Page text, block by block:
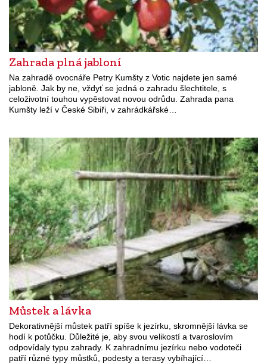
Zahrada plná jabloní
Na zahradě ovocnáře Petry Kumšty z Votic najdete jen samé
jabloně. Jak by ne, vždyť se jedná o zahradu šlechtitele, s
celoživotní touhou vypěstovat novou odrůdu. Zahrada pana
Kumšty leží v České Sibiři, v zahrádkářské…
Můstek a lávka
Dekorativnější můstek patří spíše k jezírku, skromnější lávka se
hodí k potůčku. Důležité je, aby svou velikostí a tvaroslovím
odpovídaly typu zahrady. K zahradnímu jezírku nebo vodoteči
patří různé typy můstků, podesty a terasy vybíhající…